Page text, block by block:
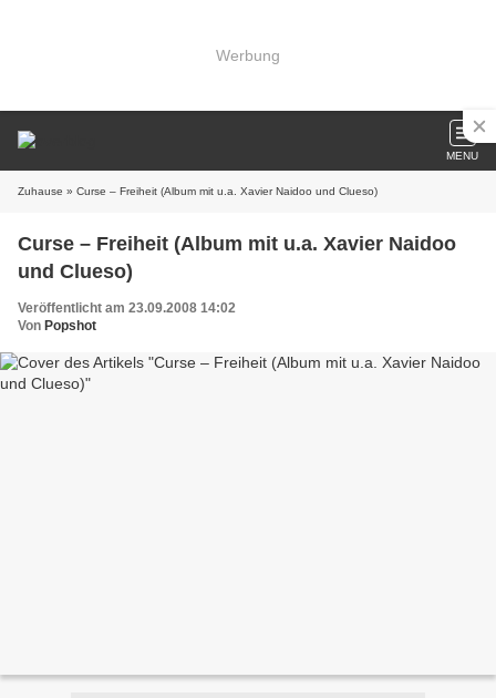
Werbung
MENU
Zuhause » Curse – Freiheit (Album mit u.a. Xavier Naidoo und Clueso)
Curse – Freiheit (Album mit u.a. Xavier Naidoo
und Clueso)
Veröffentlicht am 23.09.2008 14:02
Von Popshot